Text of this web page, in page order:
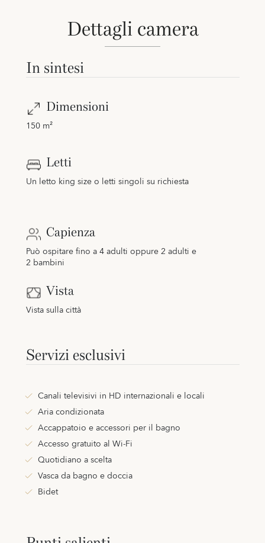
Dettagli camera
In sintesi
Dimensioni
150 m²
Letti
Un letto king size o letti singoli su richiesta
Capienza
Può ospitare fino a 4 adulti oppure 2 adulti e
2 bambini
Vista
Vista sulla città
Servizi esclusivi
Canali televisivi in HD internazionali e locali
Aria condizionata
Accappatoio e accessori per il bagno
Accesso gratuito al Wi-Fi
Quotidiano a scelta
Vasca da bagno e doccia
Bidet